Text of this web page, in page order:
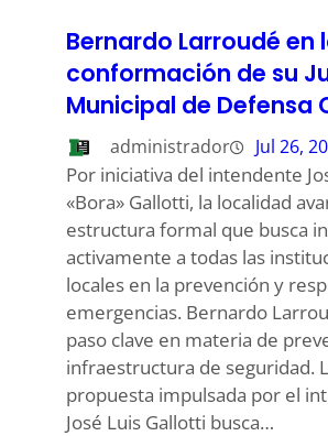
Bernardo Larroudé en
conformación de su
Municipal de Defensa
administrador Jul 26,
Por iniciativa del intendente
«Bora» Gallotti, la localidad
estructura formal que busca
activamente a todas las
locales en la prevención y
emergencias. Bernardo
paso clave en materia de
infraestructura de seguridad.
propuesta impulsada por el
José Luis Gallotti busca…